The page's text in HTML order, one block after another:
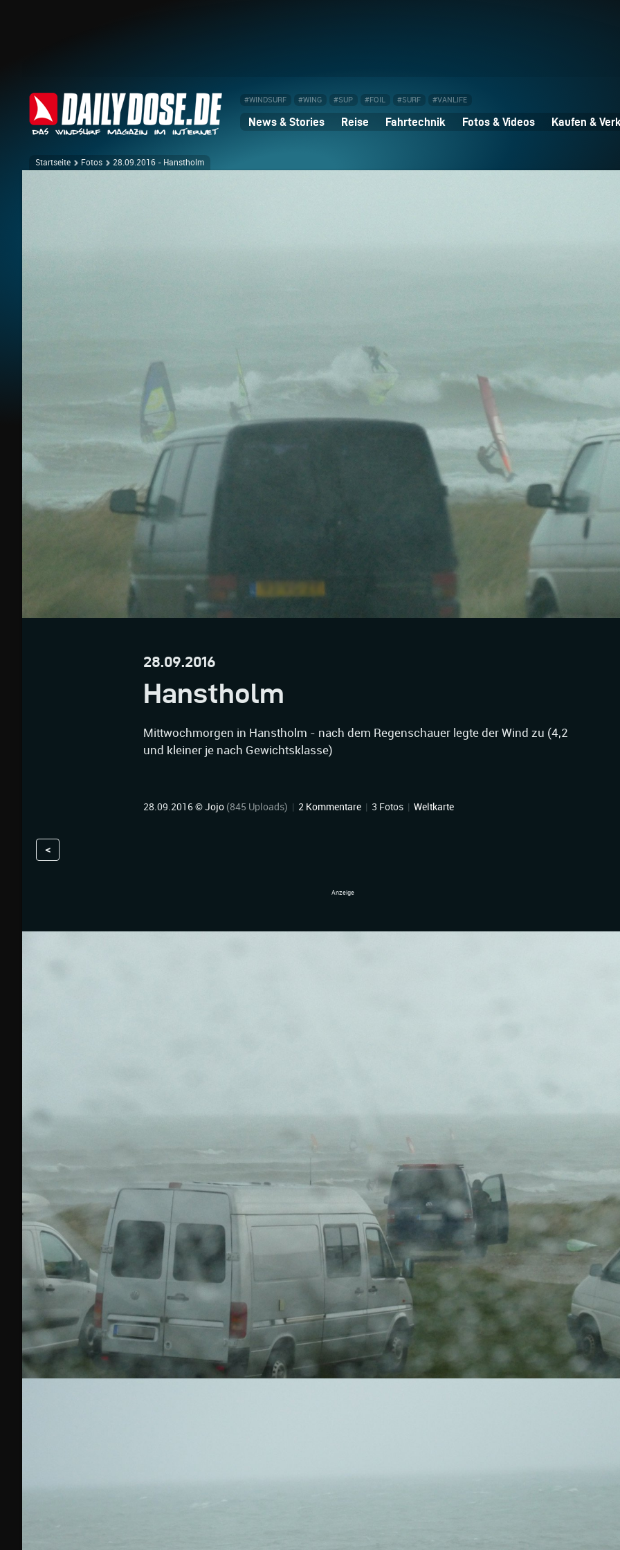
#WINDSURF #WING #SUP #FOIL #SURF #VANLIFE
News & Stories Reise Fahrtechnik Fotos & Videos Kaufen &
Startseite Fotos 28.09.2016 - Hanstholm
28.09.2016
Hanstholm
Mittwochmorgen in Hanstholm - nach dem Regenschauer legte der Wind zu (4,2
und kleiner je nach Gewichtsklasse)
28.09.2016 ©Jojo (845 Uploads) | 2 Kommentare | 3 Fotos | Weltkarte
<